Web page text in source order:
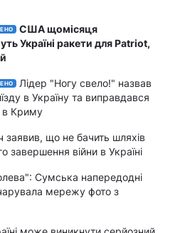
США щомісяця
Україні ракети для Patriot,
Лідер "Ногу свело!" назвав
в Україну та виправдався
в Криму
заявив, що не бачить шляхів
завершення війни в Україні
Сумська напередодні
мережу фото з